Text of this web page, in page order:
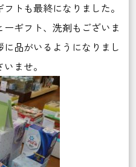
トも最終になりました。
ギフト、洗剤もございま
品がいるようになりまし
ませ。